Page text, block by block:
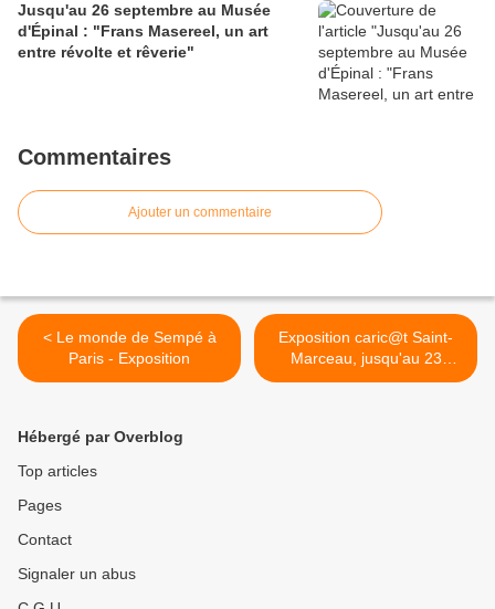
Jusqu'au 26 septembre au Musée
d'Épinal : "Frans Masereel, un art
entre révolte et rêverie"
Commentaires
Ajouter un commentaire
< Le monde de Sempé à
Paris - Exposition
Exposition caric@t Saint-
Marceau, jusqu'au 23
décembre 2011 à Orléans >
Hébergé par Overblog
Top articles
Pages
Contact
Signaler un abus